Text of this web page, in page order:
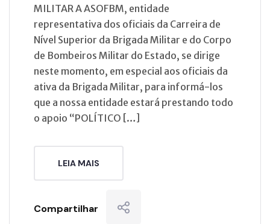
MILITAR A ASOFBM, entidade
representativa dos oficiais da Carreira de
Nível Superior da Brigada Militar e do Corpo
de Bombeiros Militar do Estado, se dirige
neste momento, em especial aos oficiais da
ativa da Brigada Militar, para informá-los
que a nossa entidade estará prestando todo
o apoio “POLÍTICO […]
LEIA MAIS
Compartilhar